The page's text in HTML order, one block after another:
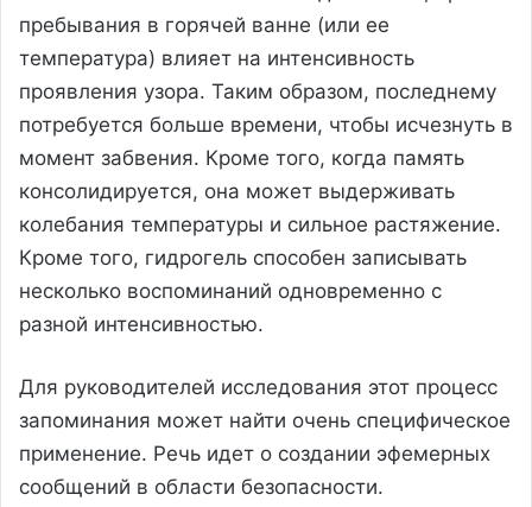
пребывания в горячей ванне (или ее
температура) влияет на интенсивность
проявления узора. Таким образом, последнему
потребуется больше времени, чтобы исчезнуть в
момент забвения. Кроме того, когда память
консолидируется, она может выдерживать
колебания температуры и сильное растяжение.
Кроме того, гидрогель способен записывать
несколько воспоминаний одновременно с
разной интенсивностью.
Для руководителей исследования этот процесс
запоминания может найти очень специфическое
применение. Речь идет о создании эфемерных
сообщений в области безопасности.